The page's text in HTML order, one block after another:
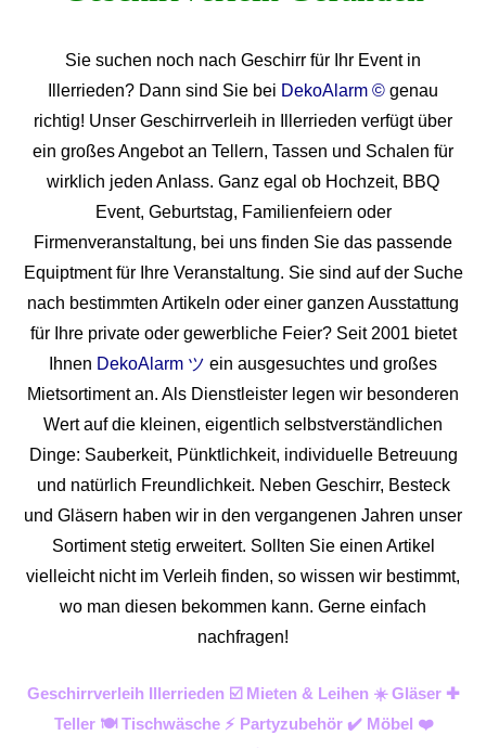
Sie suchen noch nach Geschirr für Ihr Event in
Illerrieden? Dann sind Sie bei DekoAlarm © genau
richtig! Unser Geschirrverleih in Illerrieden verfügt über
ein großes Angebot an Tellern, Tassen und Schalen für
wirklich jeden Anlass. Ganz egal ob Hochzeit, BBQ
Event, Geburtstag, Familienfeiern oder
Firmenveranstaltung, bei uns finden Sie das passende
Equiptment für Ihre Veranstaltung. Sie sind auf der Suche
nach bestimmten Artikeln oder einer ganzen Ausstattung
für Ihre private oder gewerbliche Feier? Seit 2001 bietet
Ihnen DekoAlarm ツ ein ausgesuchtes und großes
Mietsortiment an. Als Dienstleister legen wir besonderen
Wert auf die kleinen, eigentlich selbstverständlichen
Dinge: Sauberkeit, Pünktlichkeit, individuelle Betreuung
und natürlich Freundlichkeit. Neben Geschirr, Besteck
und Gläsern haben wir in den vergangenen Jahren unser
Sortiment stetig erweitert. Sollten Sie einen Artikel
vielleicht nicht im Verleih finden, so wissen wir bestimmt,
wo man diesen bekommen kann. Gerne einfach
nachfragen!
Geschirrverleih Illerrieden ☑️ Mieten & Leihen ☀️ Gläser ✚
Teller 🍽️ Tischwäsche ⚡ Partyzubehör ✔️ Möbel ❤️